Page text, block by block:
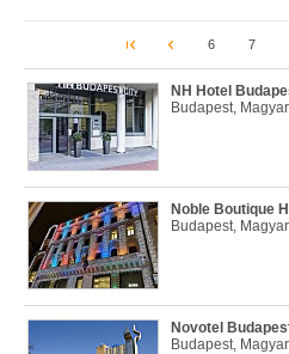
6 7
NH Hotel
Budapest,
Noble Boutique
Budapest,
Novotel
Budapest,